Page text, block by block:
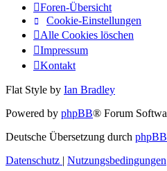
Foren-Übersicht
Cookie-Einstellungen
Alle Cookies löschen
Impressum
Kontakt
Flat Style by Ian Bradley
Powered by phpBB® Forum
Deutsche Übersetzung durch
Datenschutz | Nutzungsbedingungen